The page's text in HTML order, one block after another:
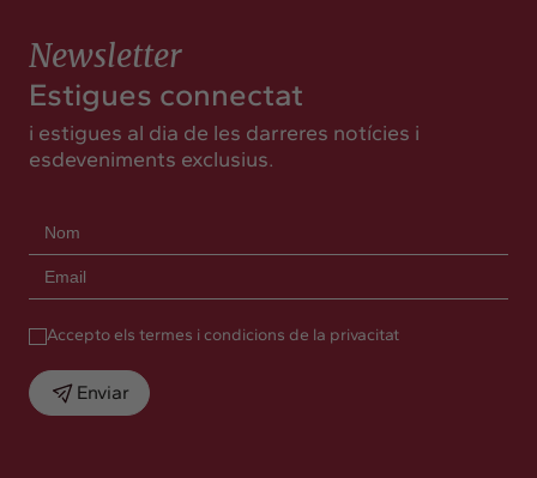
Newsletter
Estigues connectat
i estigues al dia de les darreres notícies i
esdeveniments exclusius.
Accepto els termes i condicions de la privacitat
Enviar